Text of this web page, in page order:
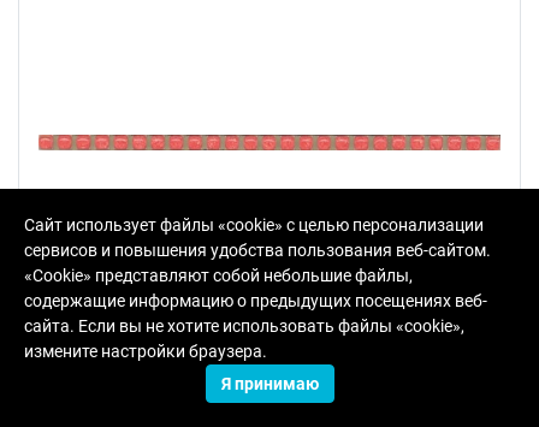
POD006 Карандаш Бисер
Сайт использует файлы «cookie» с целью персонализации
сервисов и повышения удобства пользования веб-сайтом.
«Cookie» представляют собой небольшие файлы,
содержащие информацию о предыдущих посещениях веб-
сайта. Если вы не хотите использовать файлы «cookie»,
измените настройки браузера.
Я принимаю